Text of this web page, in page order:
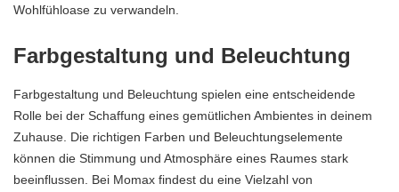
Wohlfühloase zu verwandeln.
Farbgestaltung und Beleuchtung
Farbgestaltung und Beleuchtung spielen eine entscheidende
Rolle bei der Schaffung eines gemütlichen Ambientes in deinem
Zuhause. Die richtigen Farben und Beleuchtungselemente
können die Stimmung und Atmosphäre eines Raumes stark
beeinflussen. Bei Momax findest du eine Vielzahl von